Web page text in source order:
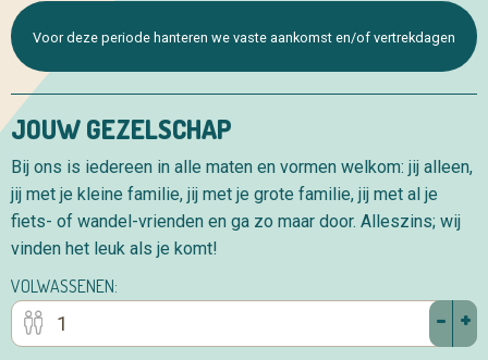
Voor deze periode hanteren we vaste aankomst en/of vertrekdagen
JOUW GEZELSCHAP
Bij ons is iedereen in alle maten en vormen welkom: jij alleen,
jij met je kleine familie, jij met je grote familie, jij met al je
fiets- of wandel-vrienden en ga zo maar door. Alleszins; wij
vinden het leuk als je komt!
VOLWASSENEN:
+
-